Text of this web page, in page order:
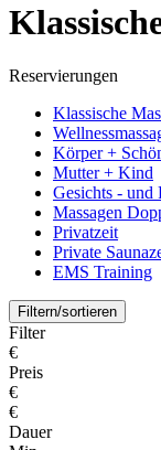
Reservierungen
Klassische
Körper +
Mutter + Kind
Gesichts - und
Massagen
Privatzeit
Private
EMS Training
Filtern/sortieren
Filter
€
Preis
€
€
Dauer